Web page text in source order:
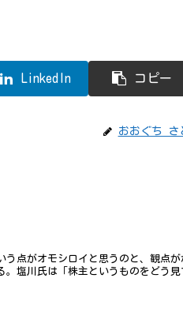
LinkedIn コピー
おおぐち さ
点がオモシロイと思うのと、観点が
。塩川氏は「株主というものをどう見